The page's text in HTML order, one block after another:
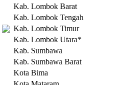
Kab. Lombok Barat
Kab. Lombok Tengah
Kab. Lombok Timur
Kab. Lombok Utara*
Kab. Sumbawa
Kab. Sumbawa Barat
Kota Bima